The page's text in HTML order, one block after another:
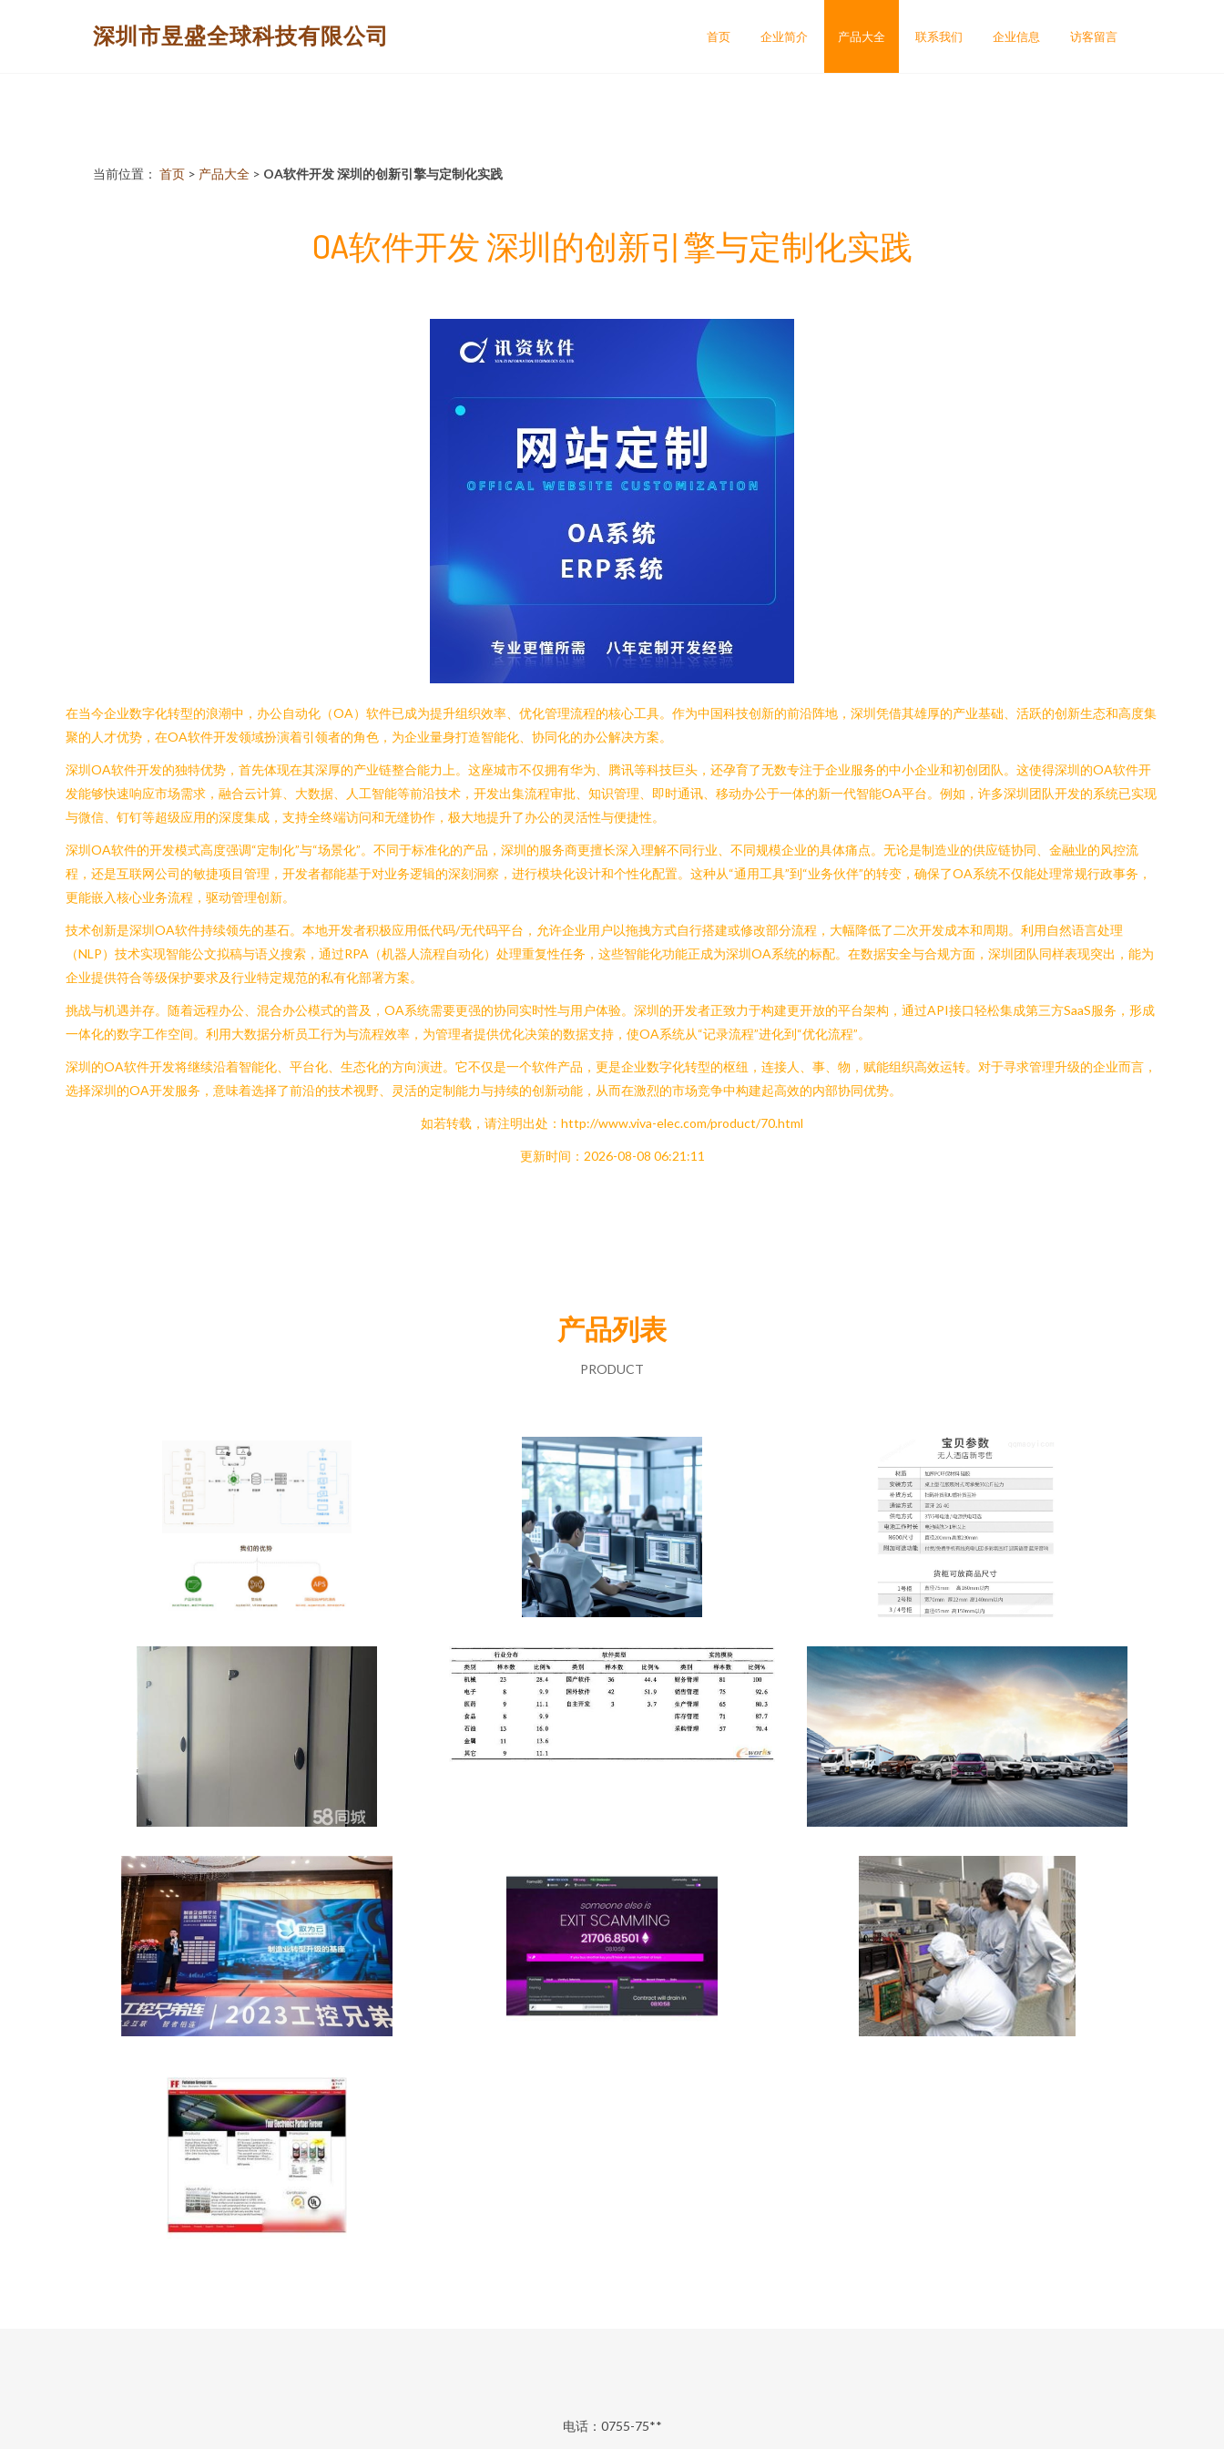
深圳市昱盛全球科技有限公司 首页 企业简介 产品大全 联系我们 企业信息 访客留言
当前位置： 首页 > 产品大全 > OA软件开发 深圳的创新引擎与定制化实践
OA软件开发 深圳的创新引擎与定制化实践
在当今企业数字化转型的浪潮中，办公自动化（OA）软件已成为提升组织效率、优化管理流程的核心工具。作为中国科技创新的前沿阵地，深圳凭借其雄厚的产业基础、活跃的创新生态和高度集
聚的人才优势，在OA软件开发领域扮演着引领者的角色，为企业量身打造智能化、协同化的办公解决方案。
深圳OA软件开发的独特优势，首先体现在其深厚的产业链整合能力上。这座城市不仅拥有华为、腾讯等科技巨头，还孕育了无数专注于企业服务的中小企业和初创团队。这使得深圳的OA软件开
发能够快速响应市场需求，融合云计算、大数据、人工智能等前沿技术，开发出集流程审批、知识管理、即时通讯、移动办公于一体的新一代智能OA平台。例如，许多深圳团队开发的系统已实现
与微信、钉钉等超级应用的深度集成，支持全终端访问和无缝协作，极大地提升了办公的灵活性与便捷性。
深圳OA软件的开发模式高度强调“定制化”与“场景化”。不同于标准化的产品，深圳的服务商更擅长深入理解不同行业、不同规模企业的具体痛点。无论是制造业的供应链协同、金融业的风控流
程，还是互联网公司的敏捷项目管理，开发者都能基于对业务逻辑的深刻洞察，进行模块化设计和个性化配置。这种从“通用工具”到“业务伙伴”的转变，确保了OA系统不仅能处理常规行政事务，
更能嵌入核心业务流程，驱动管理创新。
技术创新是深圳OA软件持续领先的基石。本地开发者积极应用低代码/无代码平台，允许企业用户以拖拽方式自行搭建或修改部分流程，大幅降低了二次开发成本和周期。利用自然语言处理
（NLP）技术实现智能公文拟稿与语义搜索，通过RPA（机器人流程自动化）处理重复性任务，这些智能化功能正成为深圳OA系统的标配。在数据安全与合规方面，深圳团队同样表现突出，能为
企业提供符合等级保护要求及行业特定规范的私有化部署方案。
挑战与机遇并存。随着远程办公、混合办公模式的普及，OA系统需要更强的协同实时性与用户体验。深圳的开发者正致力于构建更开放的平台架构，通过API接口轻松集成第三方SaaS服务，形成
一体化的数字工作空间。利用大数据分析员工行为与流程效率，为管理者提供优化决策的数据支持，使OA系统从“记录流程”进化到“优化流程”。
深圳的OA软件开发将继续沿着智能化、平台化、生态化的方向演进。它不仅是一个软件产品，更是企业数字化转型的枢纽，连接人、事、物，赋能组织高效运转。对于寻求管理升级的企业而言，
选择深圳的OA开发服务，意味着选择了前沿的技术视野、灵活的定制能力与持续的创新动能，从而在激烈的市场竞争中构建起高效的内部协同优势。
如若转载，请注明出处：http://www.viva-elec.com/product/70.html
更新时间：2026-08-08 06:21:11
产品列表
PRODUCT
电话：0755-75**